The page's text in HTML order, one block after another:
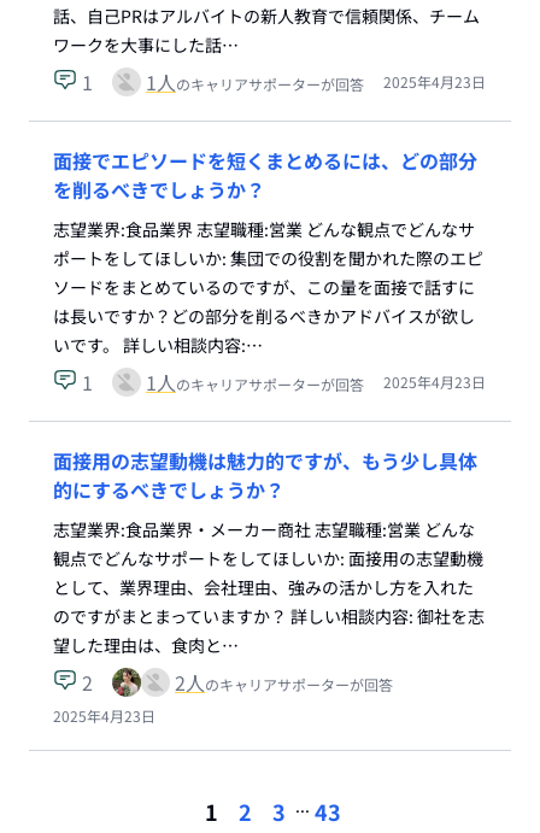
話、自己PRはアルバイトの新人教育で信頼関係、チーム
ワークを大事にした話…
1 1人のキャリアサポーターが回答 2025年4月23日
面接でエピソードを短くまとめるには、どの部分
を削るべきでしょうか？
志望業界:食品業界 志望職種:営業 どんな観点でどんなサ
ポートをしてほしいか: 集団での役割を聞かれた際のエピ
ソードをまとめているのですが、この量を面接で話すに
は長いですか？どの部分を削るべきかアドバイスが欲し
いです。 詳しい相談内容:…
1 1人のキャリアサポーターが回答 2025年4月23日
面接用の志望動機は魅力的ですが、もう少し具体
的にするべきでしょうか？
志望業界:食品業界・メーカー商社 志望職種:営業 どんな
観点でどんなサポートをしてほしいか: 面接用の志望動機
として、業界理由、会社理由、強みの活かし方を入れた
のですがまとまっていますか？ 詳しい相談内容: 御社を志
望した理由は、食肉と…
2 2人のキャリアサポーターが回答
2025年4月23日
1 2 3 ... 43